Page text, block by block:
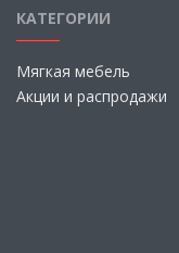
КАТЕГОРИИ
Мягкая мебель
Акции и распродажи